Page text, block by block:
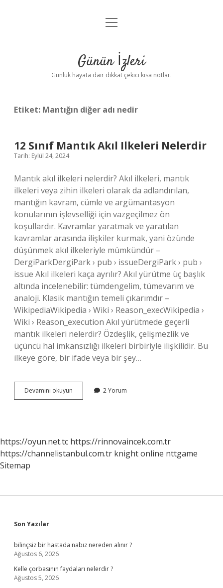
Anasayfa
Yasal Uyarı
menüyü
Günün İzleri
Günlük hayata dair dikkat çekici kısa notlar.
Etiket: Mantığın diğer adı nedir
12 Sınıf Mantık Akıl Ilkeleri Nelerdir
Tarih: Eylül 24, 2024
Mantık akıl ilkeleri nelerdir? Akıl ilkeleri, mantık
ilkeleri veya zihin ilkeleri olarak da adlandırılan,
mantığın kavram, cümle ve argümantasyon
konularının işlevselliği için vazgeçilmez ön
koşullardır. Kavramlar yaratmak ve yaratılan
kavramlar arasında ilişkiler kurmak, yani özünde
düşünmek akıl ilkeleriyle mümkündür –
DergiParkDergiPark › pub › issueDergiPark › pub ›
issue Akıl ilkeleri kaça ayrılır? Akıl yürütme üç başlık
altında incelenebilir: tümdengelim, tümevarım ve
analoji. Klasik mantığın temeli çıkarımdır –
WikipediaWikipedia › Wiki › Reason_execWikipedia ›
Wiki › Reason_execution Akıl yürütmede geçerli
mantık ilkeleri nelerdir? Özdeşlik, çelişmezlik ve
üçüncü hal imkansızlığı ilkeleri birbiriyle ilişkilidir. Bu
ilkeye göre, bir ifade veya bir şey…
Devamını okuyun
Sınıf
2 Yorum
https://oyun.net.tc https://rinnovaincek.com.tr
https://channelistanbul.com.tr knight online nttgame
Sitemap
Sidebar
Son Yazılar
bilinçsiz bir hastada nabız nereden alınır ?
Ağustos 6, 2026
Kelle çorbasının faydaları nelerdir ?
Ağustos 5, 2026